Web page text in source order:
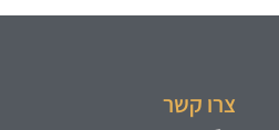
צרו קשר